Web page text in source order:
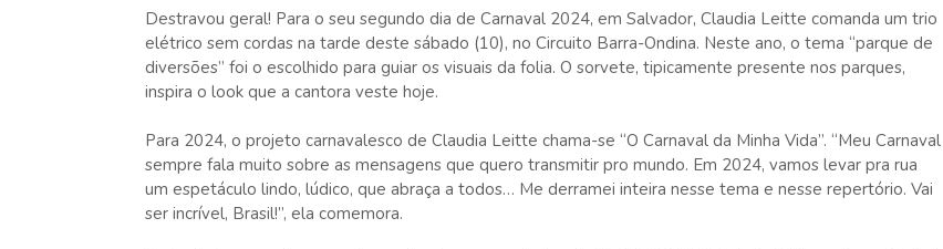
Destravou geral! Para o seu segundo dia de Carnaval 2024, em Salvador, Claudia Leitte comanda um trio
elétrico sem cordas na tarde deste sábado (10), no Circuito Barra-Ondina. Neste ano, o tema “parque de
diversões” foi o escolhido para guiar os visuais da folia. O sorvete, tipicamente presente nos parques,
inspira o look que a cantora veste hoje.
Para 2024, o projeto carnavalesco de Claudia Leitte chama-se “O Carnaval da Minha Vida”. “Meu Carnaval
sempre fala muito sobre as mensagens que quero transmitir pro mundo. Em 2024, vamos levar pra rua
um espetáculo lindo, lúdico, que abraça a todos… Me derramei inteira nesse tema e nesse repertório. Vai
ser incrível, Brasil!”, ela comemora.